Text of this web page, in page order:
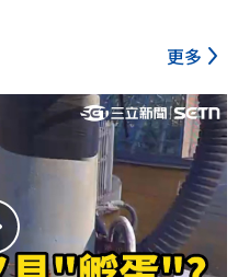
更多